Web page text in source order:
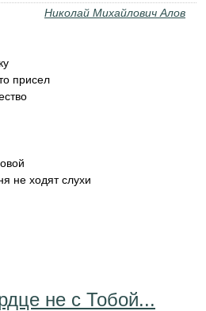
Николай Михайлович Алов
присел
не ходят слухи
не с Тобой...